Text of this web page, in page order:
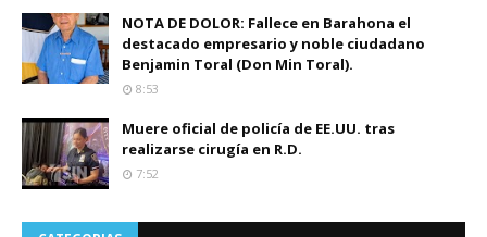
NOTA DE DOLOR: Fallece en Barahona el
destacado empresario y noble ciudadano
Benjamin Toral (Don Min Toral).
8:53
Muere oficial de policía de EE.UU. tras
realizarse cirugía en R.D.
7:52